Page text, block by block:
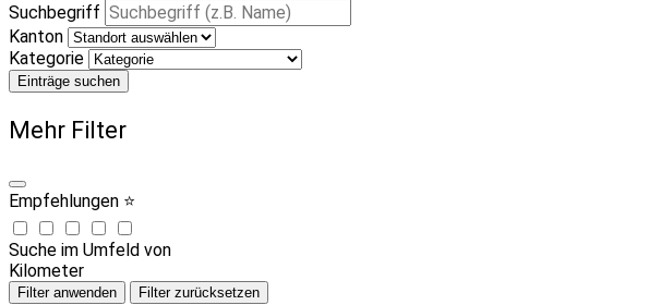
Suchbegriff
Kanton
Kategorie
Einträge suchen
Mehr Filter
Empfehlungen ⭐
Suche im Umfeld von
Kilometer
Filter anwenden Filter zurücksetzen